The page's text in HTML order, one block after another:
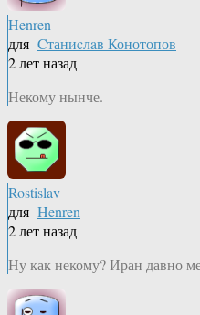
Henren
для Cтаниcлaв Конотопов
2 лет назад
Некому нынче.
Rostislav
для Henren
2 лет назад
Ну как некому? Иран давно